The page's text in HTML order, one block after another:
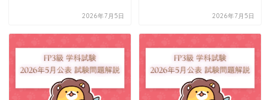
2026年7月5日 2026年7月5日